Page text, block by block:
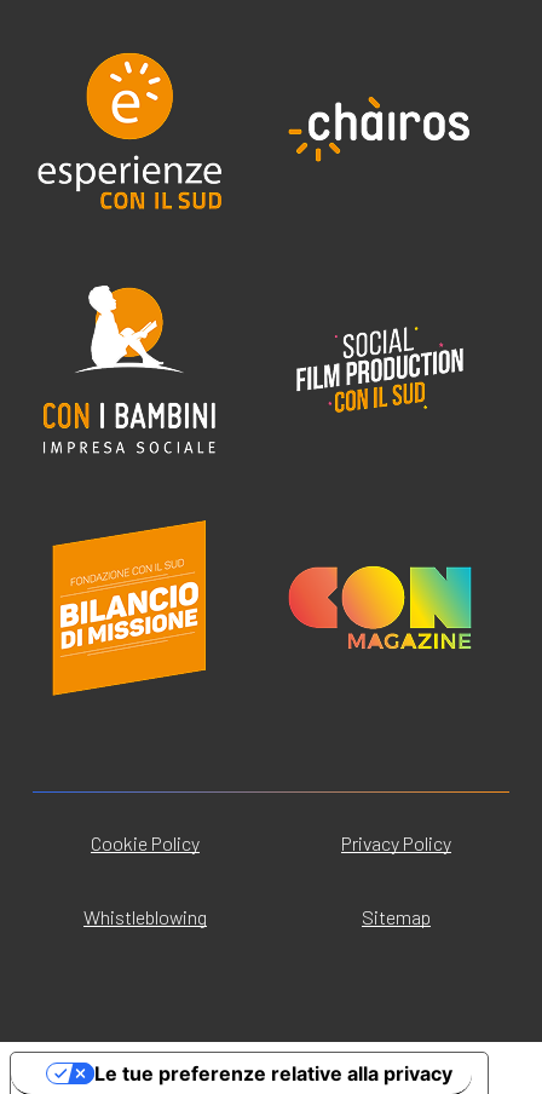
Cookie Policy Privacy Policy
Whistleblowing Sitemap
Le tue preferenze relative alla privacy